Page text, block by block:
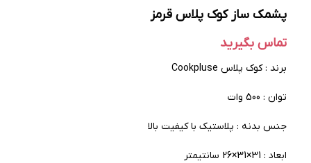
پشمک ساز کوک‌ پلاس قرمز
تماس بگیرید
برند : کوک پلاس Cookpluse
توان : 500 وات
جنس بدنه : پلاستیک با کیفیت بالا
ابعاد : 31×31×26 سانتیمتر